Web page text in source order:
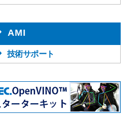
AMI
技術サポート